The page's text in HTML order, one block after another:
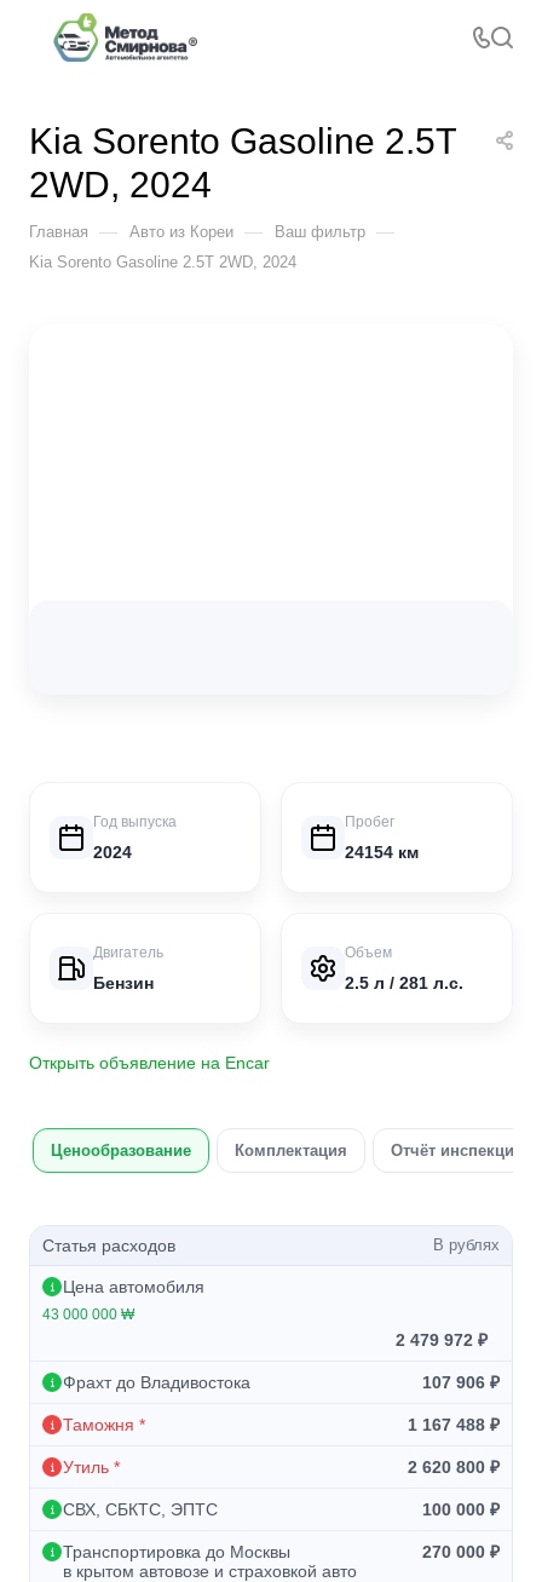
Kia Sorento Gasoline 2.5T
2WD, 2024
Главная — Авто из Кореи — Ваш фильтр —
Kia Sorento Gasoline 2.5T 2WD, 2024
Год выпуска
2024
Пробег
24154 км
Двигатель
Бензин
Объем
2.5 л / 281 л.с.
Открыть объявление на Encar
Ценообразование Комплектация Отчёт инспекции
Статья расходов В рублях
Цена автомобиля
43 000 000 ₩
2 479 972 ₽
Фрахт до Владивостока 107 906 ₽
Таможня * 1 167 488 ₽
Утиль * 2 620 800 ₽
СВХ, СБКТС, ЭПТС 100 000 ₽
Транспортировка до Москвы
в крытом автовозе и страховкой авто
270 000 ₽